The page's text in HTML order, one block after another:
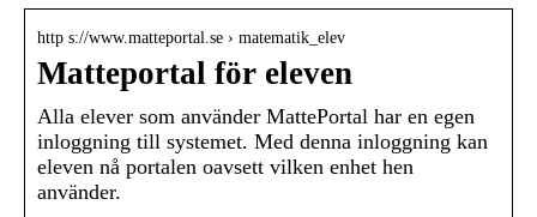
http s://www.matteportal.se › matematik_elev
Matteportal för eleven
Alla elever som använder MattePortal har en egen
inloggning till systemet. Med denna inloggning kan
eleven nå portalen oavsett vilken enhet hen
använder.